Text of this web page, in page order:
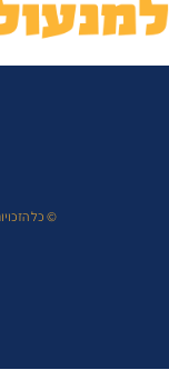
© כל הזכויות